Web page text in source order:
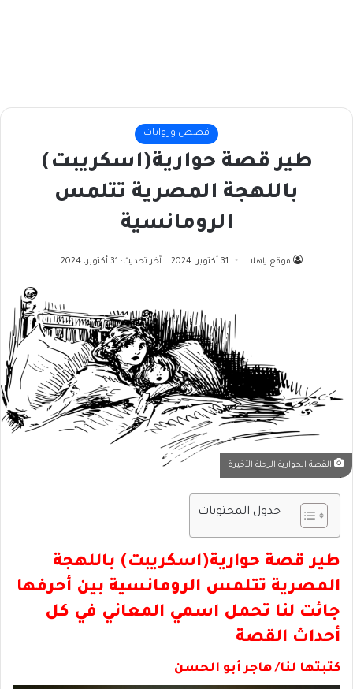
قصص وروايات
طير قصة حوارية(اسكريبت)
باللهجة المصرية تتلمس
الرومانسية
موقع ياهلا 31 أكتوبر، 2024 آخر تحديث: 31 أكتوبر، 2024
القصة الحوارية الرحلة الأخيرة
جدول المحتويات
طير قصة حوارية(اسكريبت) باللهجة
المصرية تتلمس الرومانسية بين أحرفها
جائت لنا تحمل اسمي المعاني في كل
أحداث القصة
كتبتها لنا/ هاجر أبو الحسن